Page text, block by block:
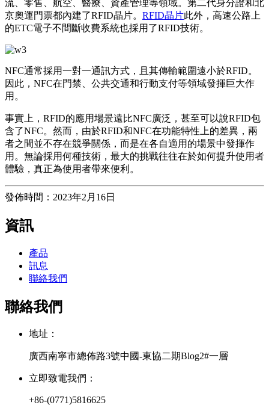
流、零售、航空、醫療、資產管理等領域。第二代身分證和北
京奧運門票都內建了RFID晶片。 RFID晶片此外，高速公路上
的ETC電子不間斷收費系統也採用了RFID技術。
NFC通常採用一對一通訊方式，且其傳輸範圍遠小於RFID。
因此，NFC在門禁、公共交通和行動支付等領域發揮巨大作
用。
事實上，RFID的應用場景遠比NFC廣泛，甚至可以說RFID包
含了NFC。然而，由於RFID和NFC在功能特性上的差異，兩
者之間並不存在競爭關係，而是在各自適用的場景中發揮作
用。無論採用何種技術，最大的挑戰往往在於如何提升使用者
體驗，真正為使用者帶來便利。
發佈時間：2023年2月16日
資訊
產品
訊息
聯絡我們
聯絡我們
地址：
廣西南寧市總佈路3號中國-東協二期Blog2#一層
立即致電我們：
+86-(0771)5816625